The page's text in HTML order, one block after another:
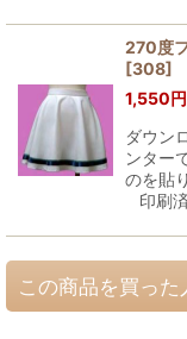
270度
[308]
1,550円
ダウン
ンター
のを貼
印刷
この商品を買っ